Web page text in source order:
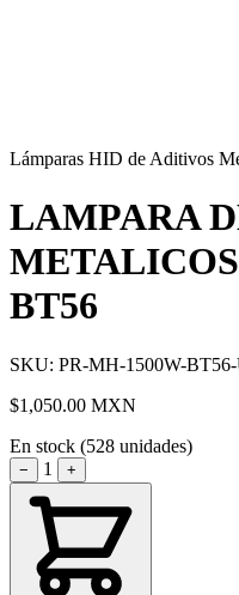
Lámparas HID de Aditivos
LAMPARA
BT56
SKU: PR-MH-1500W-
$1,050.00 MXN
En stock (528 unidades)
− 1 +